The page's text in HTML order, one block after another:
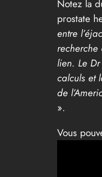
Notez la
prostate
entre
lien. Le
calculs et
de
».
Vous